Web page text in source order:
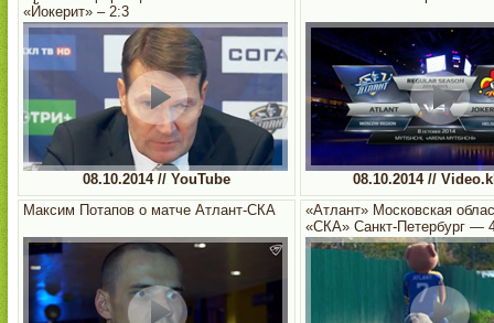
«Йокерит» – 2:3
08.10.2014 // YouTube
08.10.2014 //
Максим Потапов о матче Атлант-СКА
«Атлант» Московская
«СКА» Санкт-Петербург —